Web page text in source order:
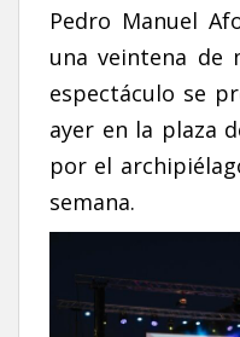
Pedro Manuel
una veintena de
espectáculo se
ayer en la plaza
por el
semana.